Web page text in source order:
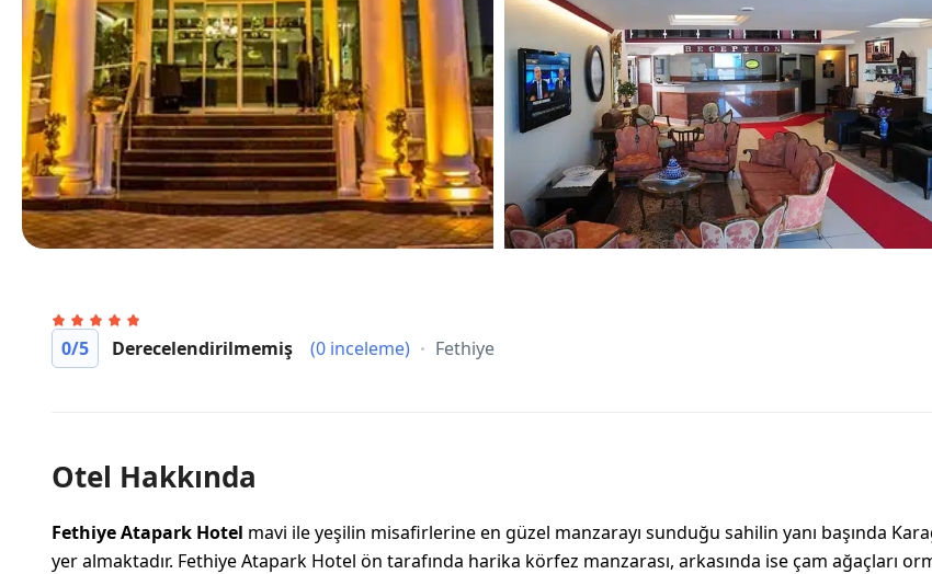
0/5 Derecelendirilmemiş (0 inceleme) Fethiye
Otel Hakkında
FethiyeAtapark Hotel mavi ile yeşilin misafirlerine en güzel manzarayı sunduğu sahilin yanı başında
yer almaktadır. Fethiye Atapark Hotel ön tarafında harika körfez manzarası, arkasında ise çam ağaçları